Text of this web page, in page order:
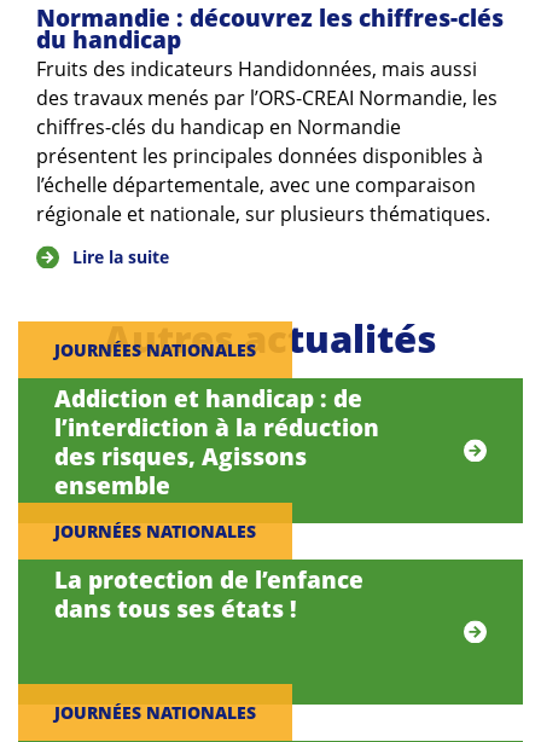
Normandie : découvrez les chiffres-clés
du handicap
Fruits des indicateurs Handidonnées, mais aussi
des travaux menés par l’ORS-CREAI Normandie, les
chiffres-clés du handicap en Normandie
présentent les principales données disponibles à
l’échelle départementale, avec une comparaison
régionale et nationale, sur plusieurs thématiques.
Lire la suite
Autres actualités
JOURNÉES NATIONALES
Addiction et handicap : de
l’interdiction à la réduction
des risques, Agissons
ensemble
JOURNÉES NATIONALES
La protection de l’enfance
dans tous ses états !
JOURNÉES NATIONALES